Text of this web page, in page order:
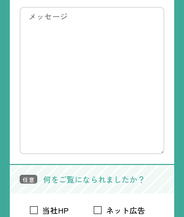
任意 何をご覧になられましたか？
当社HP
ネット広告